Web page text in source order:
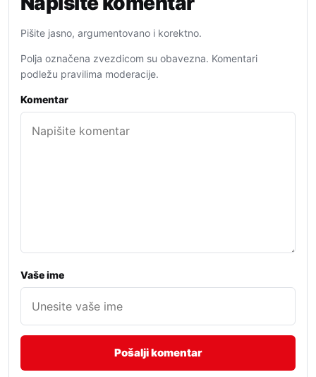
Pišite jasno, argumentovano i korektno.
Polja označena zvezdicom su obavezna. Komentari
podležu pravilima moderacije.
Komentar
Vaše ime